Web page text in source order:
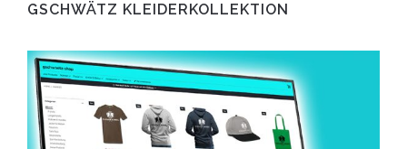
GSCHWÄTZ KLEIDERKOLLEKTION